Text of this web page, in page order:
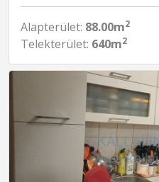
Alapterület: 88.00m2
Telekterület: 640m2